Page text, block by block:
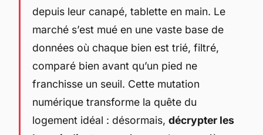
depuis leur canapé, tablette en main. Le
marché s’est mué en une vaste base de
données où chaque bien est trié, filtré,
comparé bien avant qu’un pied ne
franchisse un seuil. Cette mutation
numérique transforme la quête du
logement idéal : désormais, décrypter les